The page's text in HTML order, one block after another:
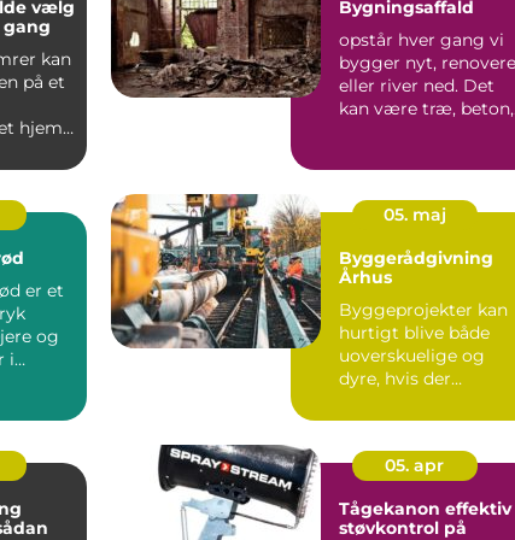
kan
på et
hjem,
Bygningsaffald
opstår hver gang vi
bygger nyt,
eller river ned. Det
kan være træ, beton,
er et
og
i
05. maj
Byggerådgivning
Århus
Byggeprojekter kan
hurtigt blive både
uoverskuelige og
dyre, hvis der
faglig sty...
05. apr
Tågekanon effektiv
støvkontrol på